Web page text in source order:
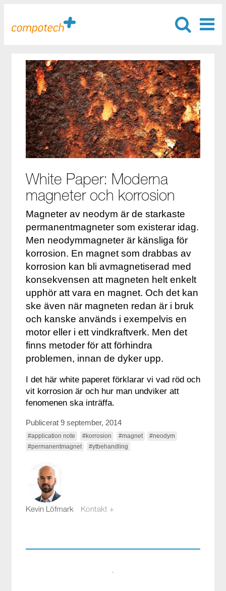
White Paper: Moderna
magneter och korrosion
Magneter av neodym är de starkaste
permanentmagneter som existerar idag.
Men neodymmagneter är känsliga för
korrosion. En magnet som drabbas av
korrosion kan bli avmagnetiserad med
konsekvensen att magneten helt enkelt
upphör att vara en magnet. Och det kan
ske även när magneten redan är i bruk
och kanske används i exempelvis en
motor eller i ett vindkraftverk. Men det
finns metoder för att förhindra
problemen, innan de dyker upp.
I det här white paperet förklarar vi vad röd och
vit korrosion är och hur man undviker att
fenomenen ska inträffa.
Publicerat 9 september, 2014
#application note #korrosion #magnet
#neodym
#permanentmagnet
#ytbehandling
Kevin Löfmark Kontakt +
·